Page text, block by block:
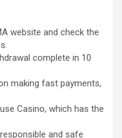
website and check the
complete in 10
making fast payments,
Casino, which has the
and safe